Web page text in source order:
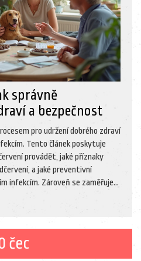
správně
a bezpečnost
pro udržení dobrého zdraví
Tento článek poskytuje
provádět, jaké příznaky
a jaké preventivní
infekcím. Zároveň se zaměřuje
jednotlivců v souladu s
čtenářům lépe porozumět
čec